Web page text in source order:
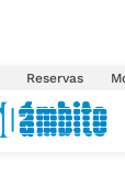
Reservas